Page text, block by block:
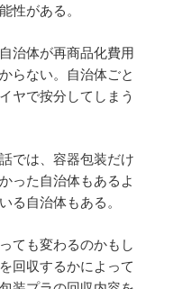
性がある。
治体が再商品化費用
らない。自治体ごと
ヤで按分してしまう
では、容器包装だけ
った自治体もあるよ
る自治体もある。
ても変わるのかもし
回収するかによって